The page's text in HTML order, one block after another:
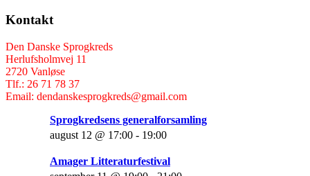
Kontakt
Den Danske Sprogkreds
Herlufsholmvej 11
2720 Vanløse
Tlf.: 26 71 78 37
Email: dendanskesprogkreds@gmail.com
Sprogkredsens generalforsamling
august 12 @ 17:00 - 19:00
Amager Litteraturfestival